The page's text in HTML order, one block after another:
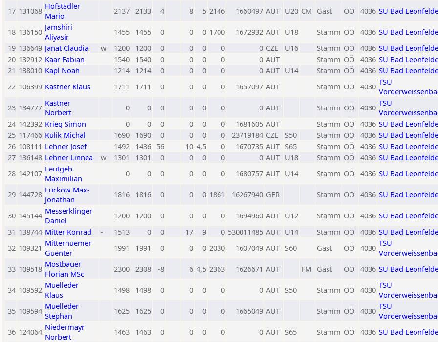
17 131068 Hofstadler
Mario
2137 2133 4 8 5 2146 1660497 AUT U20 CM Gast OÖ 4036 SU Bad
18 136150 Jamshiri
Aliyasir
1455 1455 0 0 0 1700 1672932 AUT U18 Stamm OÖ 4036 SU Bad
19 136649 Janat Claudia w 1200 1200 0 0 0 0 0 CZE U16 Stamm OÖ 4036 SU Bad
20 132912 Kaar Fabian 1540 1540 0 0 0 0 0 AUT Stamm OÖ 4036 SU Bad
21 138010 Kapl Noah 1214 1214 0 0 0 0 0 AUT U14 Stamm OÖ 4036 SU Bad
22 106399 Kastner Klaus 1711 1711 0 0 0 0 1657097 AUT Stamm OÖ 4030 TSU
23 134777 Kastner
Norbert
0 0 0 0 0 0 0 AUT Stamm OÖ 4030 TSU
24 142392 Krieg Simon 0 0 0 0 0 0 1681605 AUT Stamm OÖ 4036 SU Bad
25 117466 Kulik Michal 1690 1690 0 0 0 0 23719184 CZE S50 Stamm OÖ 4036 SU Bad
26 108111 Lehner Josef 1492 1436 56 10 4,5 0 1670735 AUT S65 Stamm OÖ 4036 SU Bad
27 136148 Lehner Linnea w 1301 1301 0 0 0 0 0 AUT U18 Stamm OÖ 4036 SU Bad
28 142107 Leutgeb
Maximilian
0 0 0 0 0 0 1680757 AUT U14 Stamm OÖ 4036 SU Bad
29 144728 Luckow Max-
Jonathan
1816 1816 0 0 0 1861 16267940 GER Stamm OÖ 4036 SU Bad
30 145144 Messerklinger
Daniel
1200 1200 0 0 0 0 1694960 AUT U12 Stamm OÖ 4036 SU Bad
31 138744 Mitter Konrad - 1513 0 0 17 9 0 530011485 AUT U14 Stamm OÖ 4036 SU Bad
32 109321 Mitterhuemer
Guenter
1991 1991 0 0 0 2030 1607049 AUT S60 Gast OÖ 4030 TSU
33 109518 Mostbauer
Florian MSc
2300 2308 -8 6 4,5 2363 1626671 AUT FM Gast OÖ 4036 SU Bad
34 109592 Muelleder
Klaus
1498 1498 0 0 0 0 0 AUT S50 Stamm OÖ 4030 TSU
35 109594 Muelleder
Stephan
1625 1625 0 0 0 0 1665049 AUT Stamm OÖ 4030 TSU
36 124064 Niedermayr
Norbert
1463 1463 0 0 0 0 0 AUT S65 Stamm OÖ 4036 SU Bad